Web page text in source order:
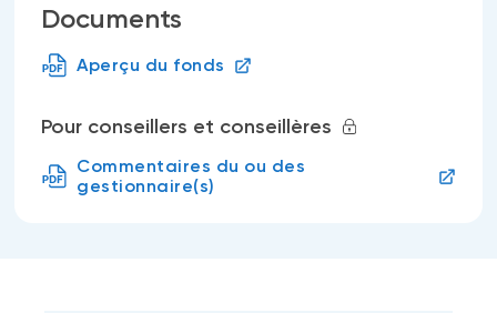
Documents
Aperçu du fonds
Pour conseillers et conseillères
Commentaires du ou des
gestionnaire(s)